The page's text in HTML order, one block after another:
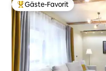
Beliebter Gäste-Favorit.
Gäste-Favorit